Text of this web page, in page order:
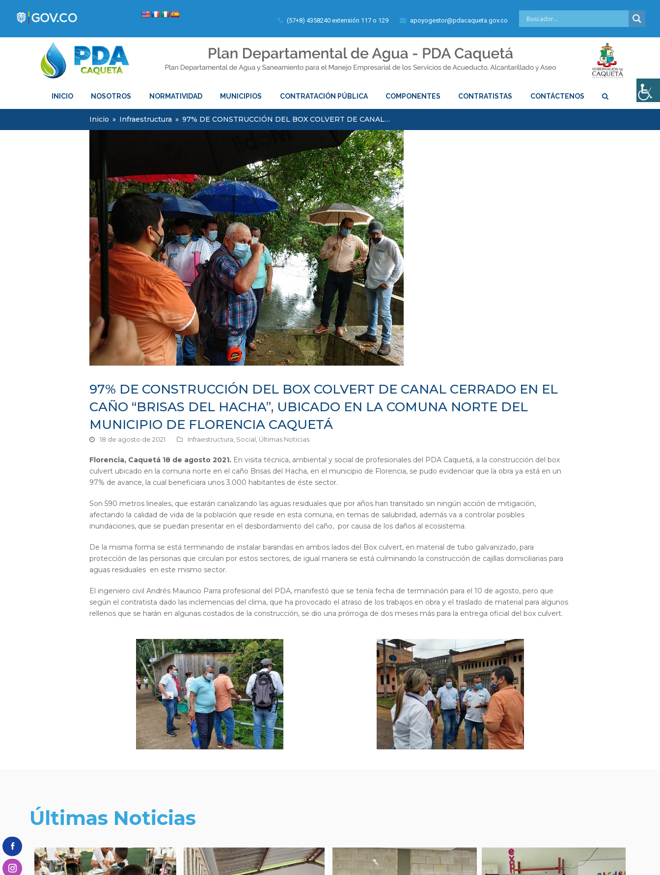
(57+8) 4358240 extensión 117 o 129 apoyogestor@pdacaqueta.gov.co
INICIO NOSOTROS NORMATIVIDAD MUNICIPIOS CONTRATACIÓN PÚBLICA COMPONENTES CONTRATISTAS CONTÁCTENOS
Inicio » Infraestructura » 97% DE CONSTRUCCIÓN DEL BOX COLVERT DE CANAL…
97% DE CONSTRUCCIÓN DEL BOX COLVERT DE CANAL CERRADO EN EL
CAÑO “BRISAS DEL HACHA”, UBICADO EN LA COMUNA NORTE DEL
MUNICIPIO DE FLORENCIA CAQUETÁ
18 de agosto de 2021 Infraestructura Social Últimas Noticias
Florencia, Caquetá 18 de agosto 2021. En visita técnica, ambiental y social de profesionales del PDA Caquetá, a la construcción del box
culvert ubicado en la comuna norte en el caño Brisas del Hacha, en el municipio de Florencia, se pudo evidenciar que la obra ya está en un
97% de avance, la cual beneficiara unos 3.000 habitantes de éste sector.
Son 590 metros lineales, que estarán canalizando las aguas residuales que por años han transitado sin ningún acción de mitigación,
afectando la calidad de vida de la población que reside en esta comuna, en temas de salubridad, además va a controlar posibles
inundaciones, que se puedan presentar en el desbordamiento del caño, por causa de los daños al ecosistema.
De la misma forma se está terminando de instalar barandas en ambos lados del Box culvert, en material de tubo galvanizado, para
protección de las personas que circulan por estos sectores, de igual manera se está culminando la construcción de cajillas domiciliarias para
aguas residuales en este mismo sector.
El ingeniero civil Andrés Mauricio Parra profesional del PDA, manifestó que se tenía fecha de terminación para el 10 de agosto, pero que
según el contratista dado las inclemencias del clima, que ha provocado el atraso de los trabajos en obra y el traslado de material para algunos
rellenos que se harán en algunas costados de la construcción, se dio una prórroga de dos meses más para la entrega oficial del box culvert.
Últimas Noticias